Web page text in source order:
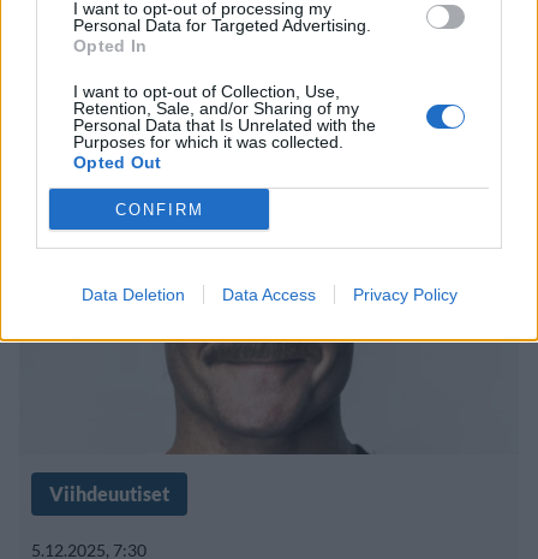
I want to opt-out of processing my
Personal Data for Targeted Advertising.
Opted In
I want to opt-out of Collection, Use,
Retention, Sale, and/or Sharing of my
Personal Data that Is Unrelated with the
Purposes for which it was collected.
Opted Out
CONFIRM
Data Deletion Data Access Privacy Policy
Valtteri Bottaksen kaksoisolento
olympialaisissa – somessa
riemastuttiin
Viihdeuutiset
5.12.2025, 7:30